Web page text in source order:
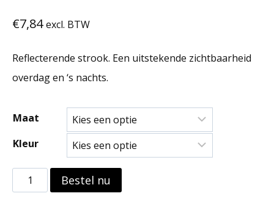
€7,84 excl. BTW
Reflecterende strook. Een uitstekende zichtbaarheid
overdag en ‘s nachts.
Maat
Kleur
Reflecterende
strook
Bestel nu